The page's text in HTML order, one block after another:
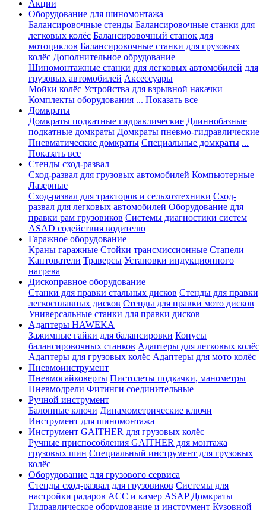
Акции
Оборудование для шиномонтажа
Балансировочные стенды Балансировочные станки для
легковых колёс Балансировочный станок для
мотоциклов Балансировочные станки для грузовых
колёс Дополнительное обрудование
Шиномонтажные станки для легковых автомобилей для
грузовых автомобилей Аксессуары
Мойки колёс Устройства для взрывной накачки
Комплекты оборудования ... Показать все
Домкраты
Домкраты подкатные гидравлические Длиннобазные
подкатные домкраты Домкраты пневмо-гидравлические
Пневматические домкраты Специальные домкраты ...
Показать все
Стенды сход-развал
Сход-развал для грузовых автомобилей Компьютерные
Лазерные
Сход-развал для тракторов и сельхозтехники Сход-
развал для легковых автомобилей Оборудование для
правки рам грузовиков Системы диагностики систем
ASAD содействия водителю
Гаражное оборудование
Краны гаражные Стойки трансмиссионные Стапели
Кантователи Траверсы Установки индукционного
нагрева
Дископравное оборудование
Станки для правки стальных дисков Стенды для правки
легкосплавных дисков Стенды для правки мото дисков
Универсальные станки для правки дисков
Адаптеры HAWEKA
Зажимные гайки для балансировки Конусы
балансировочных станков Адаптеры для легковых колёс
Адаптеры для грузовых колёс Адаптеры для мото колёс
Пневмоинструмент
Пневмогайковерты Пистолеты подкачки, манометры
Пневмодрели Фитинги соединительные
Ручной инструмент
Балонные ключи Динамометрические ключи
Инструмент для шиномонтажа
Инструмент GAITHER для грузовых колёс
Ручные приспособления GAITHER для монтажа
грузовых шин Специальный инструмент для грузовых
колёс
Оборудование для грузового сервиса
Стенды сход-развал для грузовиков Системы для
настройки радаров ACC и камер ASAP Домкраты
Гидравлическое оборудование и инструмент Кузовной